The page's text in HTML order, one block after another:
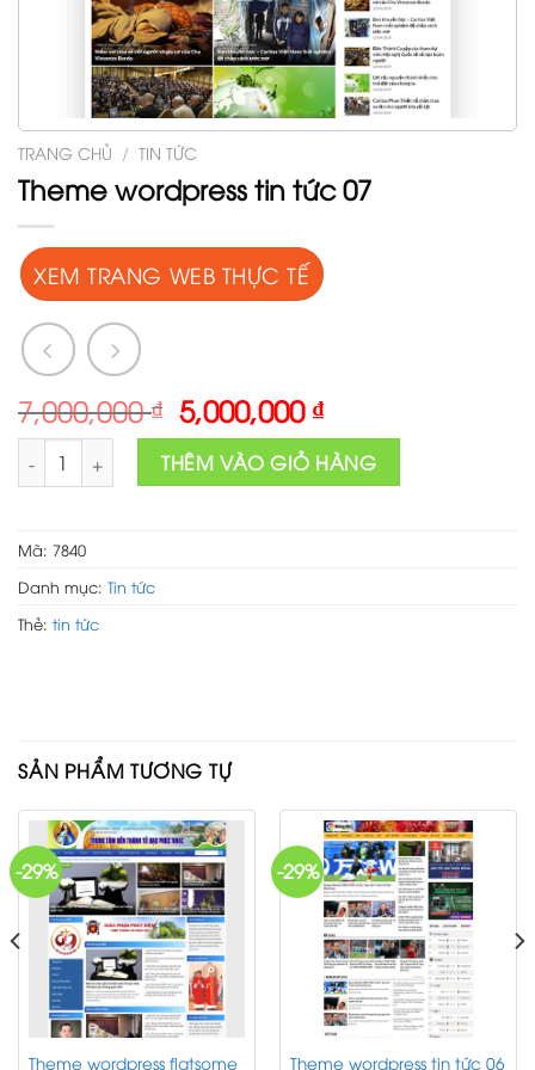
TRANG CHỦ / TIN TỨC
Theme wordpress tin tức 07
XEM TRANG WEB THỰC TẾ
7,000,000₫ Original
price
was:
7,000,000 ₫.
5,000,000₫Current
price
is:
5,000,000 ₫.
Theme wordpress tin tức 07 số lượng
THÊM VÀO GIỎ HÀNG
Mã: 7840
Danh mục: Tin tức
Thẻ: tin tức
SẢN PHẨM TƯƠNG TỰ
-29%
Theme wordpress flatsome
-29%
Theme wordpress tin tức 06